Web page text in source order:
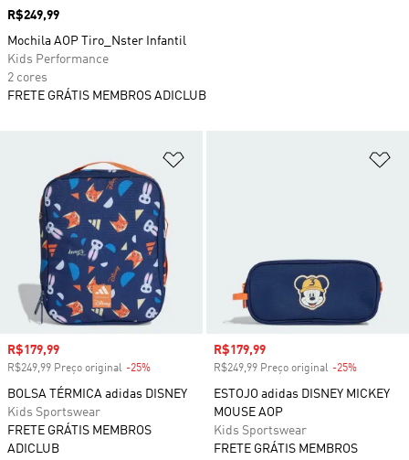
Preço com desconto
R$179,99
R$249,99 Preço original -25%
BOLSA TÉRMICA adidas DISNEY
Kids Sportswear
FRETE GRÁTIS MEMBROS
ADICLUB
Preço com desconto
R$179,99
R$249,99 Preço original -25%
ESTOJO adidas DISNEY MICKEY
MOUSE AOP
Kids Sportswear
FRETE GRÁTIS MEMBROS
Preço
R$249,99
Mochila AOP Tiro_Nster Infantil
Kids Performance
2 cores
FRETE GRÁTIS MEMBROS ADICLUB